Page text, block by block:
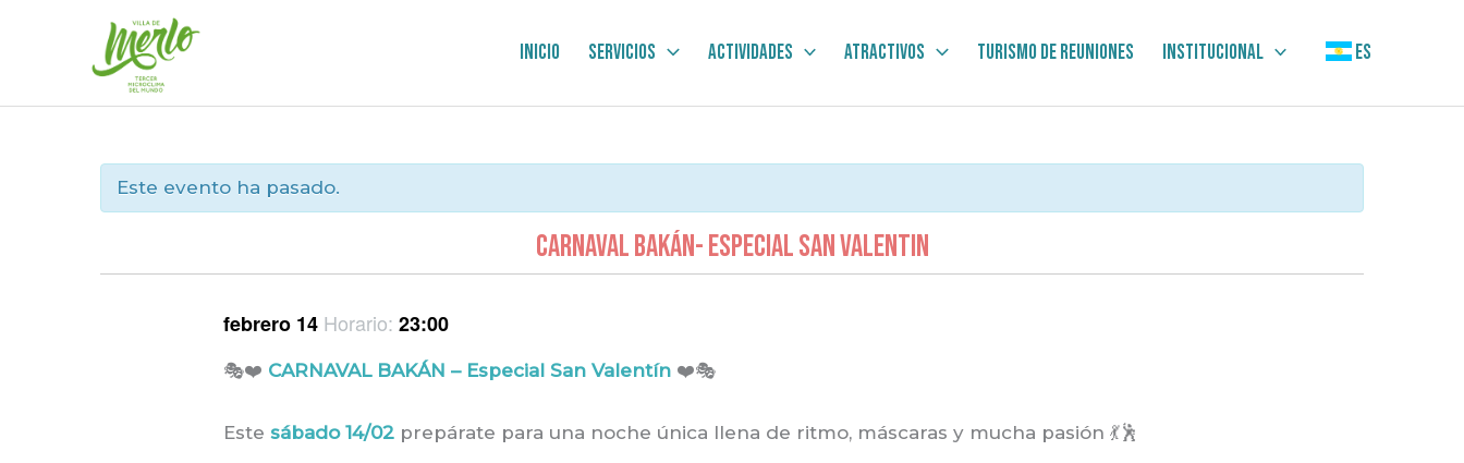
contenido
Inicio Servicios Actividades Atractivos Turismo de Reuniones Institucional ES
Este evento ha pasado.
CARNAVAL BAKÁN- especial san valentin
febrero 14 Horario:23:00
🎭❤️ CARNAVAL BAKÁN – Especial San Valentín ❤️🎭
Estesábado 14/02 prepárate para una noche única llena de ritmo, máscaras y mucha pasión 💃🕺